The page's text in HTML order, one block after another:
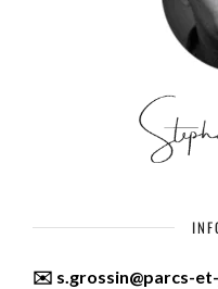
✉️ s.grossin@parcs-